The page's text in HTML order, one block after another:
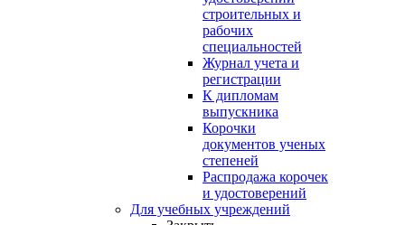
строительных и
рабочих
специальностей
Журнал учета и
регистрации
К дипломам
выпускника
Корочки
документов ученых
степеней
Распродажа корочек
и удостоверений
Для учебных учреждений